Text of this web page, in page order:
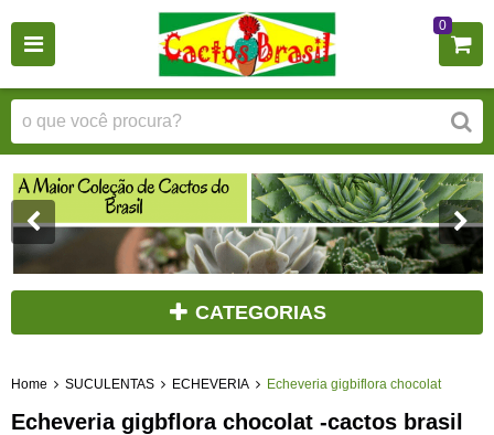
0
CATEGORIAS
Home SUCULENTAS ECHEVERIA Echeveria gigbiflora chocolat
Echeveria gigbflora chocolat -cactos brasil